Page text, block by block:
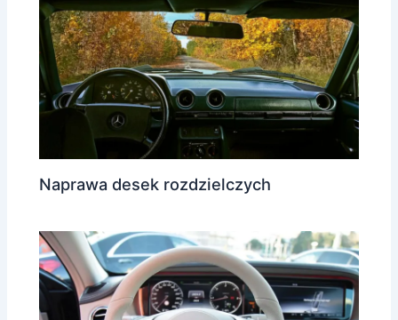
Naprawa desek rozdzielczych